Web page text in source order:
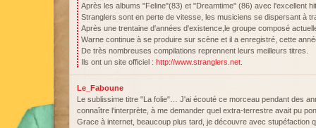
Après les albums "Feline"(83) et "Dreamtime" (86) avec l'excellent
Stranglers sont en perte de vitesse, les musiciens se dispersant à
Après une trentaine d'années d'existence,le groupe composé
Warne continue à se produire sur scène et il a enregistré, cette
De très nombreuses compilations reprennent leurs meilleurs titres.
Ils ont un site officiel : http://www.stranglers.net
Le_Faboune
Le sublissime titre "La folie"… J'ai écouté ce morceau pendant des
connaître l'interprète, à me demander quel extra-terrestre avait pu
Grace à internet, beaucoup plus tard, je découvre avec stupéfaction